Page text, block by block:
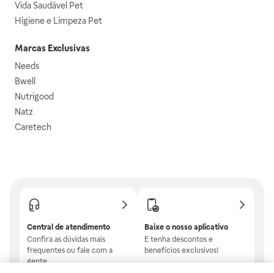
Vida Saudável Pet
Higiene e Limpeza Pet
Marcas Exclusivas
Needs
Bwell
Nutrigood
Natz
Caretech
Central de atendimento
Confira as dúvidas mais
frequentes ou fale com a
gente.
Baixe o nosso aplicativo
E tenha descontos e
benefícios exclusivos!